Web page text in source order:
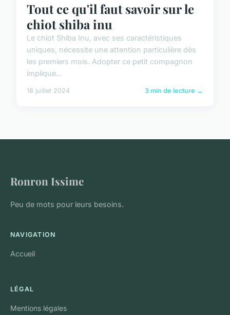
Tout ce qu'il faut savoir sur le
chiot shiba inu
Le chiot Shiba Inu, avec ses caractéristiques
uniques, nécessite une attention particulière dès
les premiers mois. Adopter ce petit compagnon
implique...
18 juillet 2024 3 min de lecture →
Ronron Issime
Peu de mots pour leurs besoins.
NAVIGATION
Accueil
LÉGAL
Mentions légales